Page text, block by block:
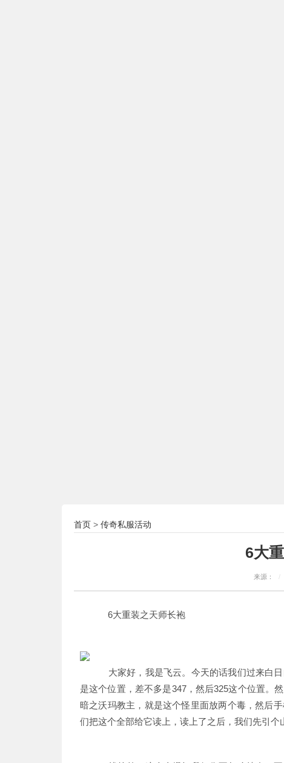
首页 > 传奇私服活动
6大
来源： /
6大重装之天师长袍
大家好，我是飞云。今天的话我们过来白
是这个位置，差不多是347，然后325这个位置。
暗之沃玛教主，就是这个怪里面放两个毒，然后
们把这个全部给它读上，读上了之后，我们先引个